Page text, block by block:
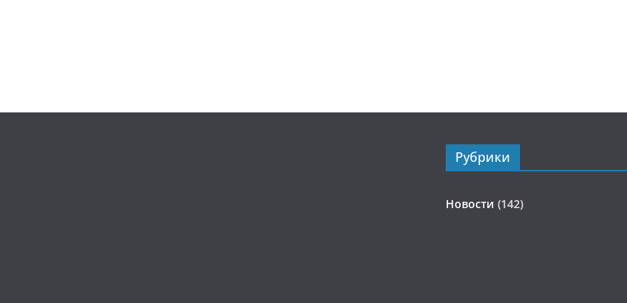
Рубрики
Новости (142)